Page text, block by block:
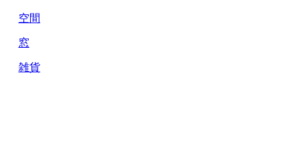
空間
窓
雑貨